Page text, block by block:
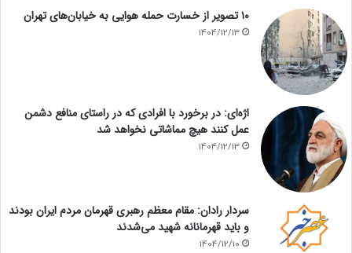
۱۰ تصویر از خسارت حمله هوایی به خیابان‌های تهران
1404/12/13
اژه‌ای: در برخورد با افرادی که در راستای منافع دشمن
عمل کنند هیچ مماشاتی نخواهد شد
1404/12/13
سردار رادان: مقام معظم رهبری قهرمان مردم ایران بودند
و باید قهرمانانه شهید می‌شدند
1404/12/10